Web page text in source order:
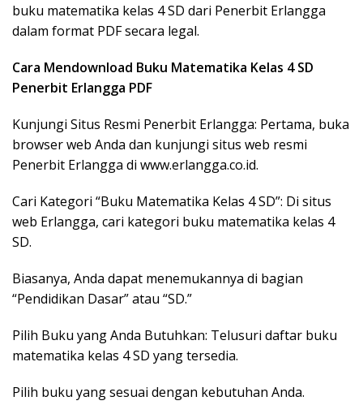
buku matematika kelas 4 SD dari Penerbit Erlangga
dalam format PDF secara legal.
Cara Mendownload Buku Matematika Kelas 4 SD
Penerbit Erlangga PDF
Kunjungi Situs Resmi Penerbit Erlangga: Pertama, buka
browser web Anda dan kunjungi situs web resmi
Penerbit Erlangga di www.erlangga.co.id.
Cari Kategori “Buku Matematika Kelas 4 SD”: Di situs
web Erlangga, cari kategori buku matematika kelas 4
SD.
Biasanya, Anda dapat menemukannya di bagian
“Pendidikan Dasar” atau “SD.”
Pilih Buku yang Anda Butuhkan: Telusuri daftar buku
matematika kelas 4 SD yang tersedia.
Pilih buku yang sesuai dengan kebutuhan Anda.